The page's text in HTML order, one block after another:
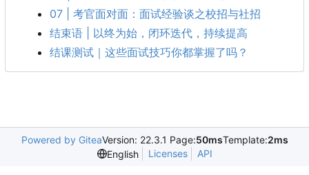
07 | 考官面对面：面试经验谈之校招与社招
结束语 | 以终为始，闭环迭代，持续提高
结课测试｜这些面试技巧你都掌握了吗？
Powered by GiteaVersion: 22.3.1 Page:50msTemplate:2ms
English
Licenses API